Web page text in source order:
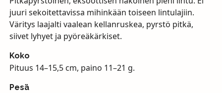
juuri sekoitettavissa mihinkään toiseen lintulajiin.
Väritys laajalti vaalean kellanruskea, pyrstö pitkä,
siivet lyhyet ja pyöreäkärkiset.
Koko
Pituus 14–15,5 cm, paino 11–21 g.
Pesä